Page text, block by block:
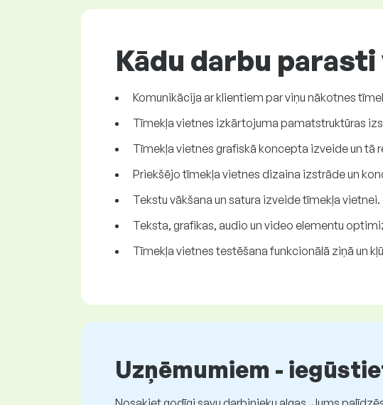
Kādu darbu
Komunikācija ar klientiem par viņu nākotnes
Tīmekļa vietnes izkārtojuma pamatstruktūras
Tīmekļa vietnes grafiskā koncepta izveide un
Priekšējo tīmekļa vietnes dizaina izstrāde un
Tekstu vākšana un satura izveide tīmekļa vietnei.
Teksta, grafikas, audio un video elementu
Tīmekļa vietnes testēšana funkcionālā ziņā un
Uzņēmumiem -